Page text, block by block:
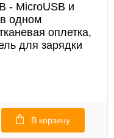
- MicroUSB и
одном
оплетка,
для зарядки
В корзину